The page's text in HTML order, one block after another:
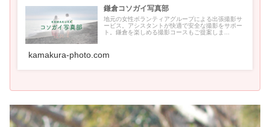
鎌倉コソガイ写真部
地元の女性ボランティアグループによる出張撮影サ
ービス。アシスタントが快適で安全な撮影をサポー
ト。鎌倉を楽しめる撮影コースもご提案しま...
kamakura-photo.com